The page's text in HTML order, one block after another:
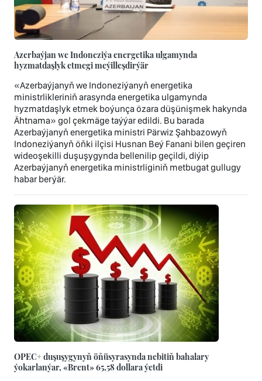
Azerbaýjan we Indoneziýa energetika ulgamynda
hyzmatdaşlyk etmegi meýilleşdirýär
«Azerbaýjanyň we Indoneziýanyň energetika
ministrlikleriniň arasynda energetika ulgamynda
hyzmatdaşlyk etmek boýunça özara düşünişmek hakynda
Ähtnama» gol çekmäge taýýar edildi. Bu barada
Azerbaýjanyň energetika ministri Pärwiz Şahbazowyň
Indoneziýanyň öňki ilçisi Husnan Beý Fanani bilen geçiren
wideoşekilli duşuşygynda bellenilip geçildi, diýip
Azerbaýjanyň energetika ministrliginiň metbugat gullugy
habar berýär.
OPEC+ duşuşygynyň öňüsyrasynda nebitiň bahalary
ýokarlanýar, «Brent» 65,58 dollara ýetdi